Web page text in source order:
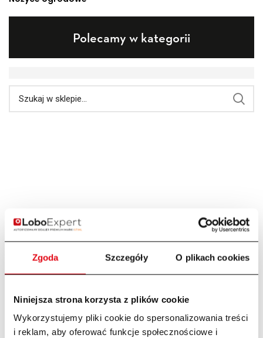
Zgoda Szczegóły O plikach cookies
Niniejsza strona korzysta z plików cookie
Wykorzystujemy pliki cookie do spersonalizowania treści
i reklam, aby oferować funkcje społecznościowe i
Polecamy w kategorii